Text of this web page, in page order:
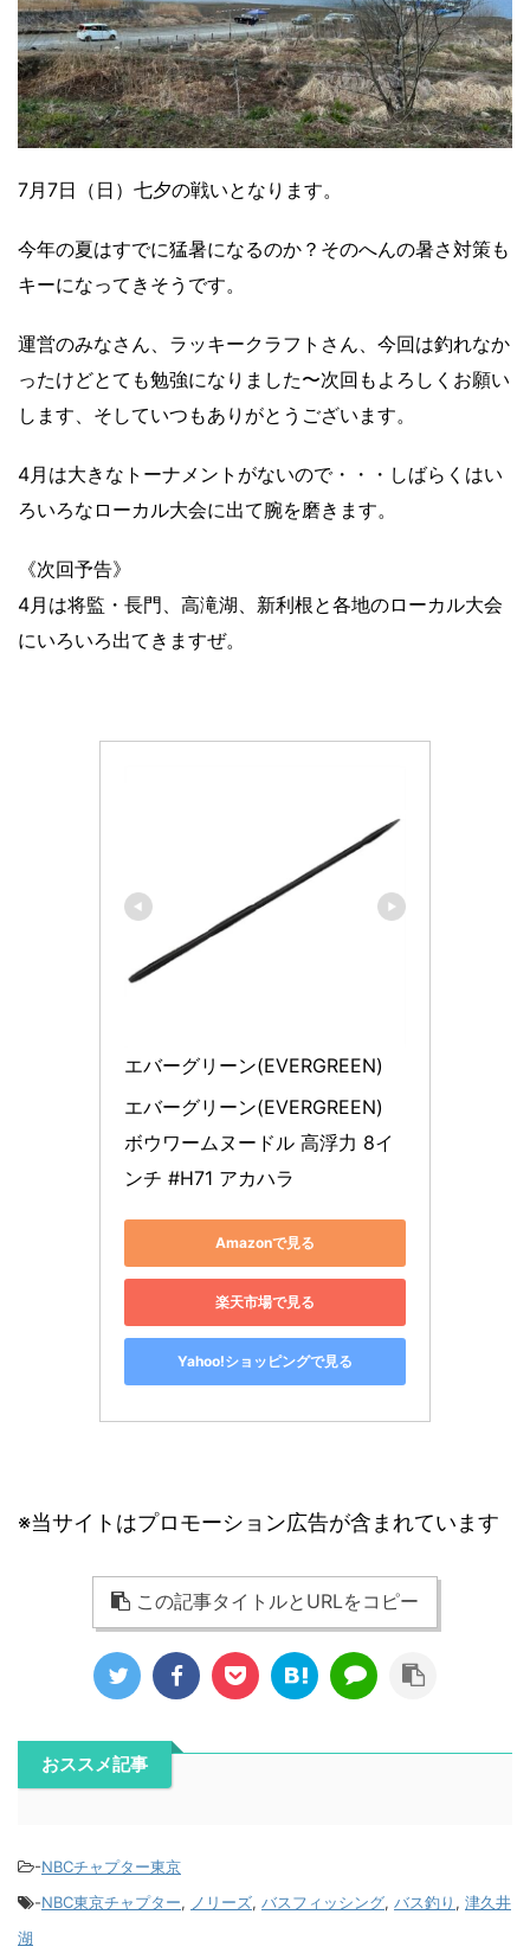
7月7日（日）七夕の戦いとなります。
今年の夏はすでに猛暑になるのか？そのへんの暑さ対策も
キーになってきそうです。
運営のみなさん、ラッキークラフトさん、今回は釣れなか
ったけどとても勉強になりました〜次回もよろしくお願い
します、そしていつもありがとうございます。
4月は大きなトーナメントがないので・・・しばらくはい
ろいろなローカル大会に出て腕を磨きます。
《次回予告》
4月は将監・長門、高滝湖、新利根と各地のローカル大会
にいろいろ出てきますぜ。
エバーグリーン(EVERGREEN)
エバーグリーン(EVERGREEN)
ボウワームヌードル 高浮力 8イ
ンチ #H71 アカハラ
Amazonで見る
楽天市場で見る
Yahoo!ショッピングで見る
※当サイトはプロモーション広告が含まれています
この記事タイトルとURLをコピー
おススメ記事
-NBCチャプター東京
-NBC東京チャプター, ノリーズ, バスフィッシング, バス釣り , 津久井
湖